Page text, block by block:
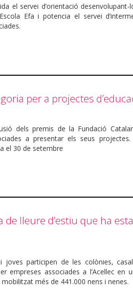
el servei d’orientació
Efa i potencia el servei
per a projectes
dels premis de la Fundació
a presentar els seus
el 30 de setembre
de lleure d’estiu que ha
joves participen de les colònies,
empreses associades a l’Acellec
mobilitzat més de 441.000 nens i nenes.